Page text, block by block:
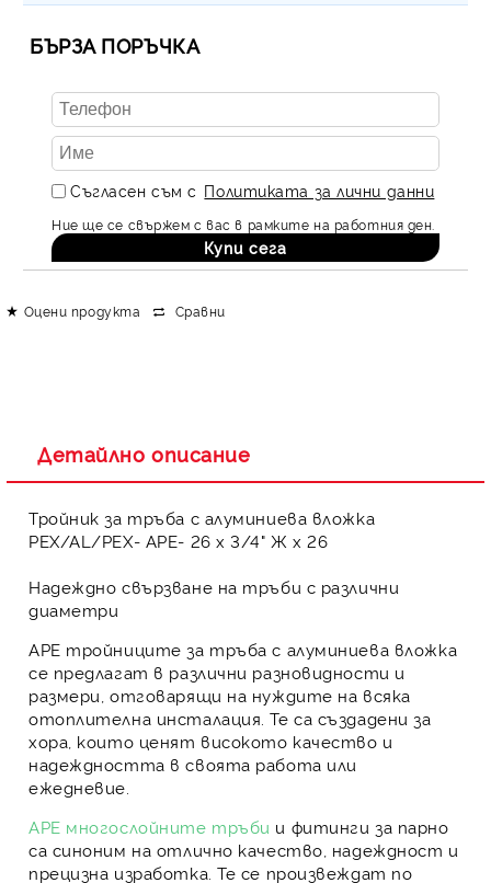
БЪРЗА ПОРЪЧКА
Съгласен съм с Политиката за лични данни
Ние ще се свържем с вас в рамките на работния ден.
Оцени продукта Сравни
Детайлно описание
Тройник за тръба с алуминиева вложка
PЕX/AL/PЕX- APE- 26 х 3/4" Ж х 26
Надеждно свързване на тръби с различни
диаметри
APE тройниците за тръба с алуминиева вложка
се предлагат в различни разновидности и
размери, отговарящи на нуждите на всяка
отоплителна инсталация. Те са създадени за
хора, които ценят високото качество и
надеждността в своята работа или
ежедневие.
APE многослойните тръби и фитинги за парно
са синоним на отлично качество, надеждност и
прецизна изработка. Те се произвеждат по